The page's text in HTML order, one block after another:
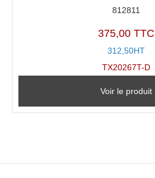
812811
375,00 TTC
312,50HT
TX20267T-D
Voir le produit